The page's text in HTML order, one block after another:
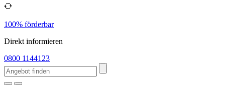
100% förderbar
Direkt informieren
0800 1144123